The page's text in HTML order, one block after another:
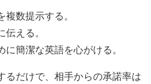
複数提示する。
える。
に簡潔な英語を心がける。
るだけで、相手からの承諾率は